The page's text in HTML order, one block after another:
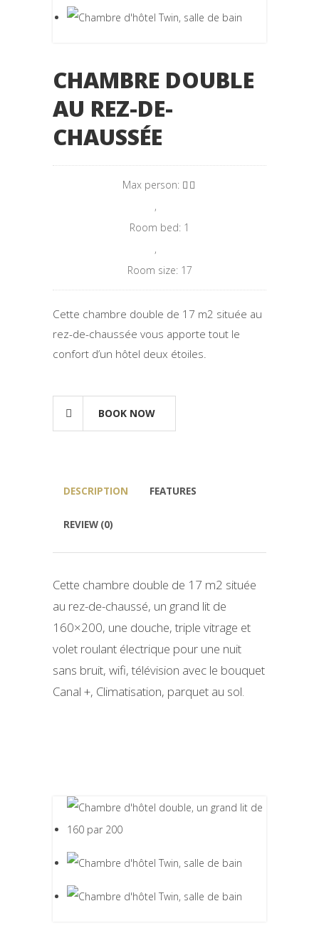
CHAMBRE DOUBLE
AU REZ-DE-
CHAUSSÉE
Max person:
,
Room bed: 1
,
Room size: 17
Cette chambre double de 17 m2 située au
rez-de-chaussée vous apporte tout le
confort d’un hôtel deux étoiles.
BOOK NOW
DESCRIPTION FEATURES
REVIEW (0)
Cette chambre double de 17 m2 située
au rez-de-chaussé, un grand lit de
160×200, une douche, triple vitrage et
volet roulant électrique pour une nuit
sans bruit, wifi, télévision avec le bouquet
Canal +, Climatisation, parquet au sol.